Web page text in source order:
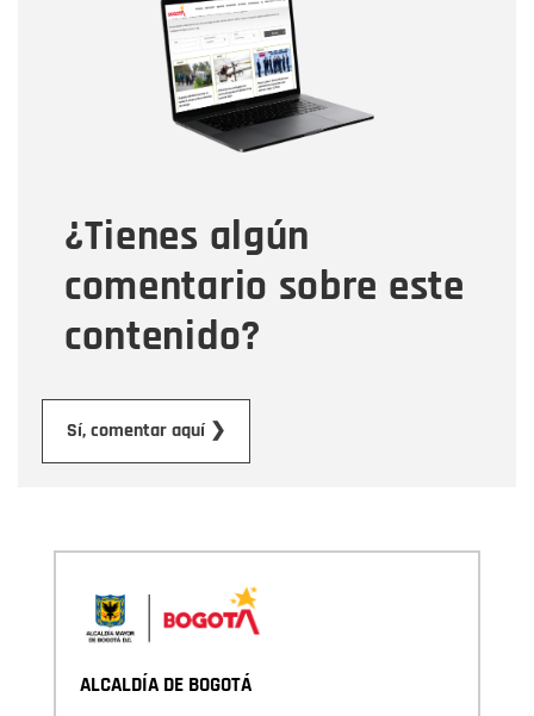
¿Tienes algún
comentario sobre este
contenido?
Sí, comentar aquí ❯
Correo electrónico
Tipo de comentario
Mensaje
ALCALDÍA DE BOGOTÁ